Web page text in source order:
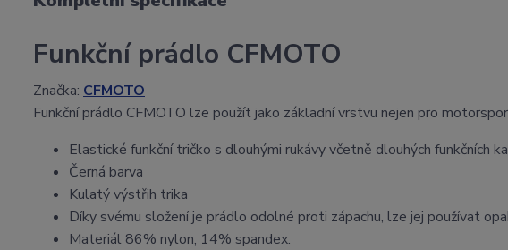
Funkční prádlo CFMOTO
Značka: CFMOTO
Funkční prádlo CFMOTO lze použít jako základní vrstvu nejen pro
Elastické funkční tričko s dlouhými rukávy včetně dlouhých funkčních
Černá barva
Kulatý výstřih trika
Díky svému složení je prádlo odolné proti zápachu, lze jej používat
Materiál 86% nylon, 14% spandex.